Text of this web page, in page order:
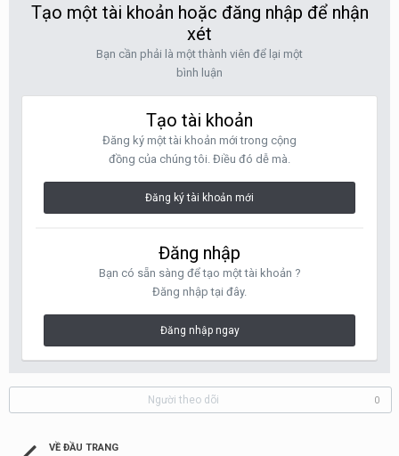
Tạo một tài khoản hoặc đăng nhập để nhận
xét
Bạn cần phải là một thành viên để lại một
bình luận
Tạo tài khoản
Đăng ký một tài khoản mới trong cộng
đồng của chúng tôi. Điều đó dễ mà.
Đăng ký tài khoản mới
Đăng nhập
Bạn có sẵn sàng để tạo một tài khoản ?
Đăng nhập tại đây.
Đăng nhập ngay
Người theo dõi 0
VỀ ĐẦU TRANG